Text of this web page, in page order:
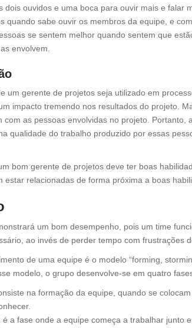
dois ouvidos e uma boca para ouvir mais e falar
quando sabe ouvir os membros da equipe, e
se sentem melhor quando sentem que
envolvem.
um gerente de projetos seja utilizado em
impacto tremendo nos resultados do projeto.
com as pessoas envolvidas no projeto. Portanto,
qualidade do trabalho produzido por essas
bom gerente de projetos deve ter boas
estar relacionadas de forma próxima a boas
um bom desempenho, pois um time
ao invés de perder tempo com frustrações
de uma equipe é o modelo “forming,
modelo, o grupo desenvolve-se em quatro
na formação da equipe, quando se colocam
fase onde a equipe começa a trabalhar junto e